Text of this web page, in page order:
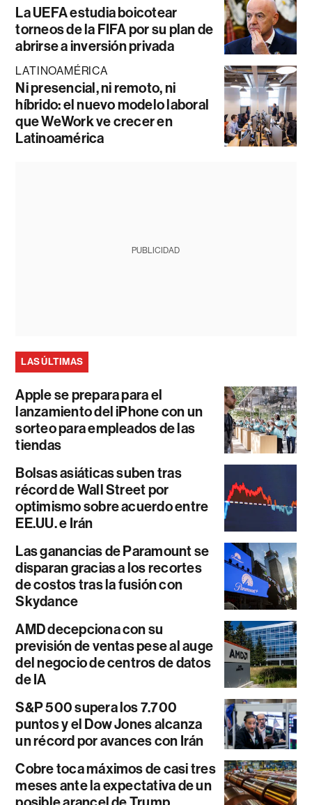
La UEFA estudia boicotear
torneos de la FIFA por su plan de
abrirse a inversión privada
LATINOAMÉRICA
Ni presencial, ni remoto, ni
híbrido: el nuevo modelo laboral
que WeWork ve crecer en
Latinoamérica
PUBLICIDAD
LAS ÚLTIMAS
Apple se prepara para el
lanzamiento del iPhone con un
sorteo para empleados de las
tiendas
Bolsas asiáticas suben tras
récord de Wall Street por
optimismo sobre acuerdo entre
EE.UU. e Irán
Las ganancias de Paramount se
disparan gracias a los recortes
de costos tras la fusión con
Skydance
AMD decepciona con su
previsión de ventas pese al auge
del negocio de centros de datos
de IA
S&P 500 supera los 7.700
puntos y el Dow Jones alcanza
un récord por avances con Irán
Cobre toca máximos de casi tres
meses ante la expectativa de un